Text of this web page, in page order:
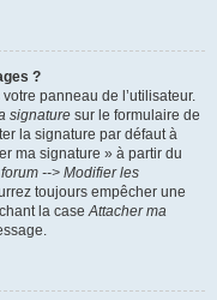
?
panneau de l’utilisateur.
signature sur le formulaire de
la signature par défaut à
ma signature » à partir du
--> Modifier les
toujours empêcher une
la caseAttacher ma